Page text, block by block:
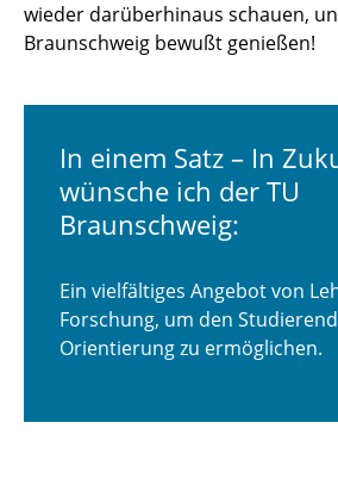
wieder darüberhinaus schauen,
Braunschweig bewußt genießen!
In einem Satz – In
wünsche ich der TU
Braunschweig:
Ein vielfältiges Angebot von
Forschung, um den
Orientierung zu ermöglichen.